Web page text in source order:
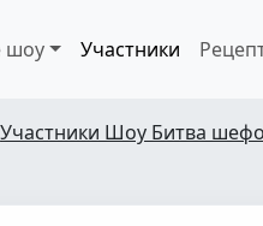
шоу Участники
Участники Шоу Битва